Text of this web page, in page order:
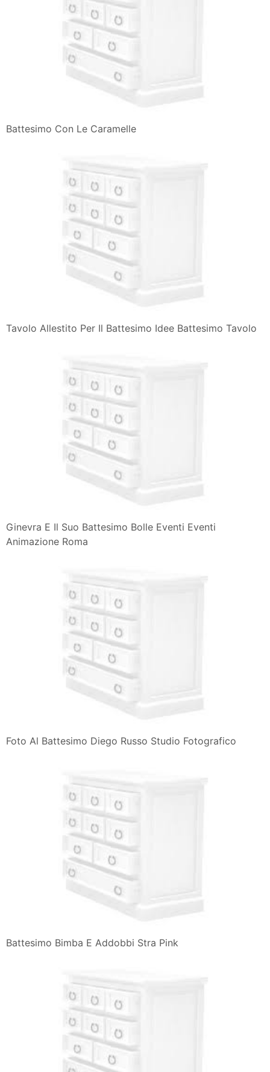
Battesimo Con Le Caramelle
Tavolo Allestito Per Il Battesimo Idee Battesimo Tavolo
Ginevra E Il Suo Battesimo Bolle Eventi Eventi
Animazione Roma
Foto Al Battesimo Diego Russo Studio Fotografico
Battesimo Bimba E Addobbi Stra Pink